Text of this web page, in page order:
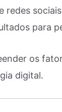
redes
para
os
digital.